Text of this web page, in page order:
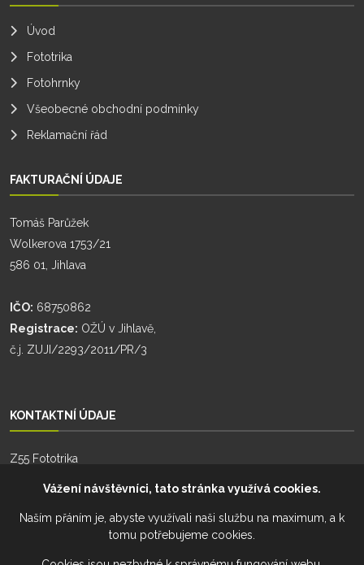
Úvod
Fototrika
Fotohrnky
Všeobecné obchodní podmínky
Reklamační řád
FAKTURAČNÍ ÚDAJE
Tomáš Parůžek
Wolkerova 1753/21
586 01, Jihlava
IČO: 68750862
Registrace: OŽÚ v Jihlavě,
č.j. ZUJI/2293/2011/PR/3
KONTAKTNÍ ÚDAJE
Z55 Fototrika
+420 777 274 701
Vážení návštěvníci, tato stránka využívá cookies.
Naším přáním je, abyste využívali naši službu na maximum, a k
tomu potřebujeme cookies.